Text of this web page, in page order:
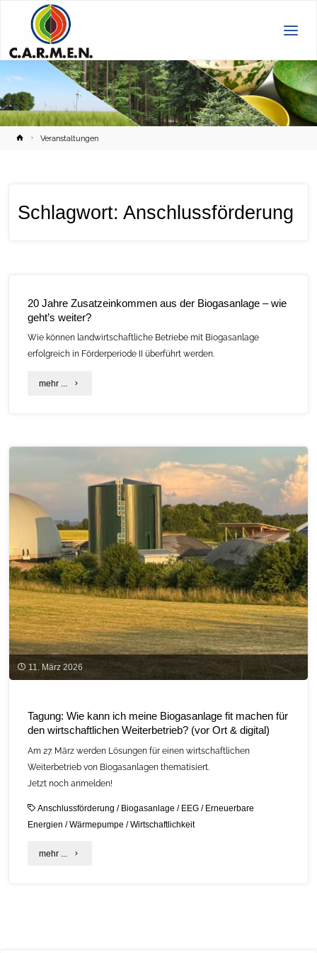
HomeVeranstaltungen
Schlagwort:Anschlussförderung
20 Jahre Zusatzeinkommen aus der Biogasanlage – wie
geht’s weiter?
Wie können landwirtschaftliche Betriebe mit Biogasanlage
erfolgreich in Förderperiode II überführt werden.
mehr ... "20
Biogasanlage
–
wie
geht’s
weiter?"
11. März 2026
Tagung: Wie kann ich meine Biogasanlage fit machen für
den wirtschaftlichen Weiterbetrieb? (vor Ort & digital)
Am 27. März werden Lösungen für einen wirtschaftlichen
Weiterbetrieb von Biogasanlagen thematisiert.
Jetzt noch anmelden!
Anschlussförderung / Biogasanlage / EEG / Erneuerbare
Energien /Wärmepumpe /Wirtschaftlichkeit
mehr ... "Tagung: